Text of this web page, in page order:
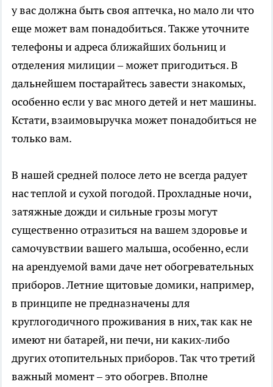
у вас должна быть своя аптечка, но мало ли что
еще может вам понадобиться. Также уточните
телефоны и адреса ближайших больниц и
отделения милиции – может пригодиться. В
дальнейшем постарайтесь завести знакомых,
особенно если у вас много детей и нет машины.
Кстати, взаимовыручка может понадобиться не
только вам.
В нашей средней полосе лето не всегда радует
нас теплой и сухой погодой. Прохладные ночи,
затяжные дожди и сильные грозы могут
существенно отразиться на вашем здоровье и
самочувствии вашего малыша, особенно, если
на арендуемой вами даче нет обогревательных
приборов. Летние щитовые домики, например,
в принципе не предназначены для
круглогодичного проживания в них, так как не
имеют ни батарей, ни печи, ни каких-либо
других отопительных приборов. Так что третий
важный момент – это обогрев. Вполне